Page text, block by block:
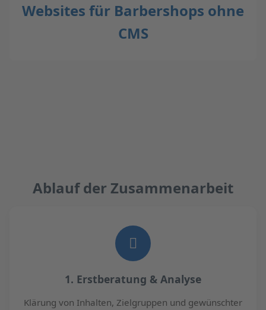
Websites für Barbershops ohne
CMS
Ablauf der Zusammenarbeit
1. Erstberatung & Analyse
Klärung von Inhalten, Zielgruppen und gewünschter